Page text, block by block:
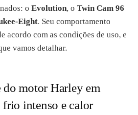
o Evolution, o Twin Cam 96
Eight. Seu comportamento
acordo com as condições de uso, e
vamos detalhar.
motor Harley em
intenso e calor